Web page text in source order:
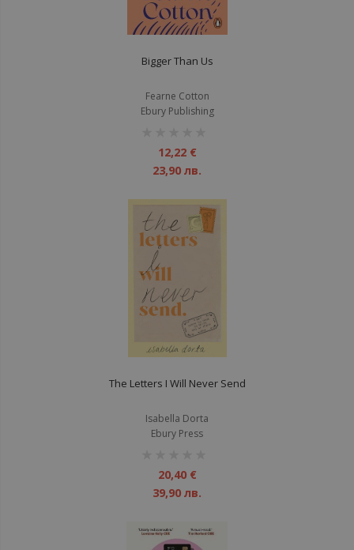
Bigger Than Us
Fearne Cotton
Ebury Publishing
12,22 €
23,90 лв.
The Letters I Will Never Send
Isabella Dorta
Ebury Press
20,40 €
39,90 лв.